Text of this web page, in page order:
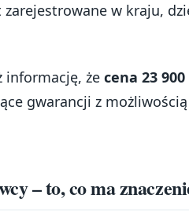
w kraju,
informację, że cena 23
gwarancji z
– to, co ma